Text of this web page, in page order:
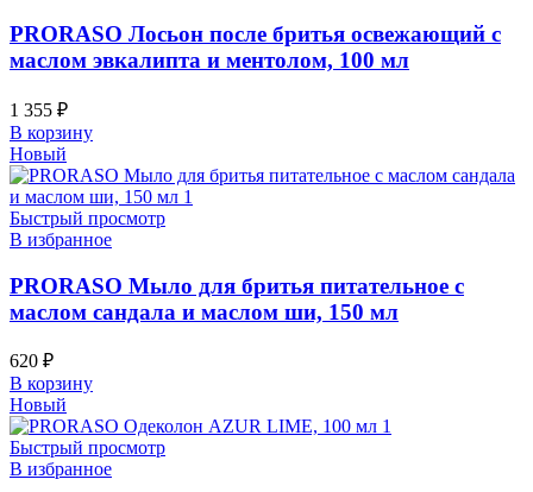
PRORASO Лосьон после бритья освежающий с
маслом эвкалипта и ментолом, 100 мл
1 355 ₽
В корзину
Новый
Быстрый просмотр
В избранное
PRORASO Мыло для бритья питательное с
маслом сандала и маслом ши, 150 мл
620 ₽
В корзину
Новый
Быстрый просмотр
В избранное